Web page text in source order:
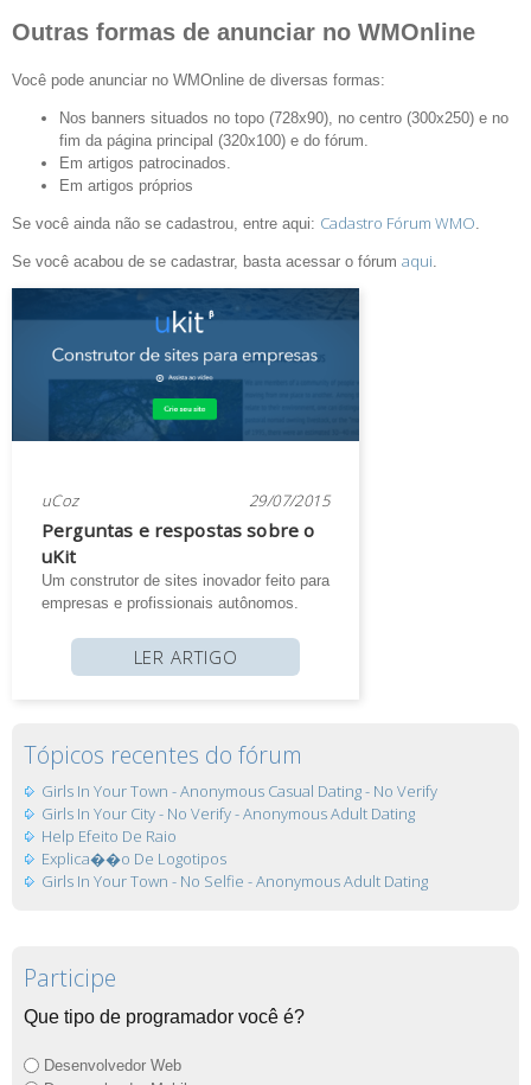
Outras formas de anunciar no WMOnline
Você pode anunciar no WMOnline de diversas formas:
Nos banners situados no topo (728x90), no centro (300x250) e no
fim da página principal (320x100) e do fórum.
Em artigos patrocinados.
Em artigos próprios
Se você ainda não se cadastrou, entre aqui: Cadastro Fórum WMO.
Se você acabou de se cadastrar, basta acessar o fórum aqui.
uCoz 29/07/2015
Perguntas e respostas sobre o
uKit
Um construtor de sites inovador feito para
empresas e profissionais autônomos.
LER ARTIGO
Tópicos recentes do fórum
Girls In Your Town - Anonymous Casual Dating - No Verify
Girls In Your City - No Verify - Anonymous Adult Dating
Help Efeito De Raio
Explica��o De Logotipos
Girls In Your Town - No Selfie - Anonymous Adult Dating
Participe
Que tipo de programador você é?
Desenvolvedor Web